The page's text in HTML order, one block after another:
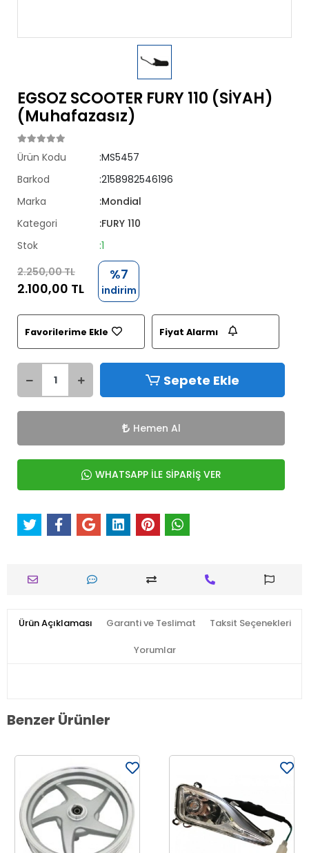
EGSOZ SCOOTER FURY 110 (SİYAH)
(Muhafazasız)
Ürün Kodu
:MS5457
Barkod
:2158982546196
Marka
:Mondial
Kategori
:FURY 110
Stok
:1
2.250,00 TL
2.100,00 TL
%7
indirim
Favorilerime Ekle Fiyat Alarmı
Sepete Ekle
Hemen Al
WHATSAPP İLE SİPARİŞ VER
Ürün Açıklaması Garanti ve Teslimat Taksit Seçenekleri
Yorumlar
Benzer Ürünler